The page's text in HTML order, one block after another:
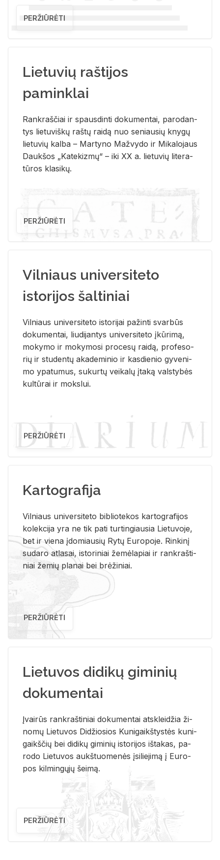
PERŽIŪRĖTI
Lietuvių raštijos
paminklai
Rank­raš­čiai ir spaus­din­ti do­ku­men­tai, pa­ro­dan­
tys lie­tu­viš­kų raš­tų rai­dą nuo se­niau­sių kny­gų
lie­tu­vių kal­ba – Mar­ty­no Ma­žvy­do ir Mi­ka­lo­jaus
Dauk­šos „Ka­te­kiz­mų“ – iki XX a. lie­tu­vių li­te­ra­
tū­ros kla­si­kų.
PERŽIŪRĖTI
Vilniaus universiteto
istorijos šaltiniai
Vil­niaus uni­ver­si­te­to is­to­ri­jai pa­žin­ti svar­būs
do­ku­men­tai, liu­di­jan­tys uni­ver­si­te­to įkū­ri­mą,
mo­ky­mo ir mo­ky­mo­si pro­ce­sų rai­dą, pro­fe­so­
rių ir stu­den­tų aka­de­mi­nio ir kas­die­nio gy­ve­ni­
mo ypa­tu­mus, su­kur­tų vei­ka­lų įta­ką vals­ty­bės
kul­tū­rai ir moks­lui.
PERŽIŪRĖTI
Kartografija
Vil­niaus uni­ver­si­te­to bi­b­lio­te­kos kar­to­gra­fi­jos
ko­lek­ci­ja yra ne tik pati tur­tin­giau­sia Lie­tu­vo­je,
bet ir vie­na įdo­miau­sių Rytų Eu­ro­po­je. Rin­ki­nį
su­da­ro at­la­sai, is­to­ri­niai že­mė­la­piai ir rank­raš­ti­
niai že­mių pla­nai bei brė­ži­niai.
PERŽIŪRĖTI
Lietuvos didikų giminių
dokumentai
Įvai­rūs rank­raš­ti­niai do­ku­men­tai at­sklei­džia ži­
no­mų Lie­tu­vos Di­džio­sios Ku­ni­gaikš­tys­tės ku­ni­
gaikš­čių bei di­di­kų gi­mi­nių is­to­ri­jos iš­ta­kas, pa­
ro­do Lie­tu­vos aukš­tuo­me­nės įsi­lie­ji­mą į Eu­ro­
pos kil­min­gų­jų šei­mą.
PERŽIŪRĖTI